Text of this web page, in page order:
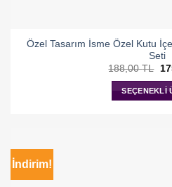
Özel Tasarım İsme Özel Kutu
Seti
188,00TL
SEÇENEKLI
İndirim!